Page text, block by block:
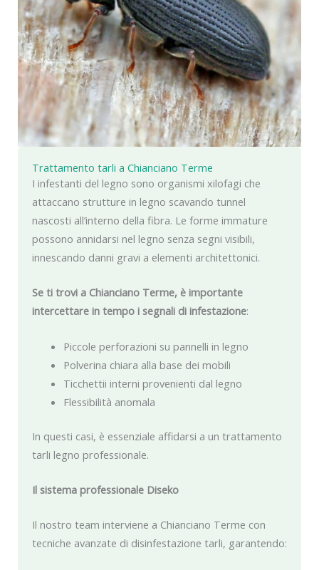
Trattamento tarli a Chianciano Terme
I infestanti del legno sono organismi xilofagi che
attaccano strutture in legno scavando tunnel
nascosti all’interno della fibra. Le forme immature
possono annidarsi nel legno senza segni visibili,
innescando danni gravi a elementi architettonici.
Se ti trovi a Chianciano Terme, è importante
intercettare in tempo i segnali di infestazione:
Piccole perforazioni su pannelli in legno
Polverina chiara alla base dei mobili
Ticchettii interni provenienti dal legno
Flessibilità anomala
In questi casi, è essenziale affidarsi a un trattamento
tarli legno professionale.
Il sistema professionale Diseko
Il nostro team interviene a Chianciano Terme con
tecniche avanzate di disinfestazione tarli, garantendo: